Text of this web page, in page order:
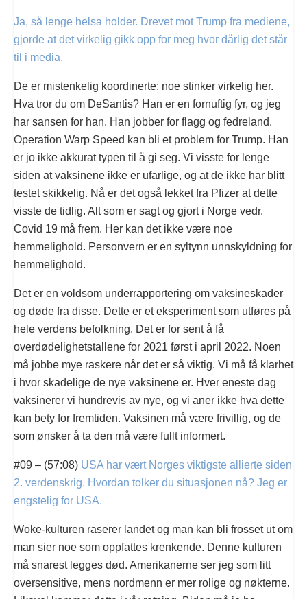
Ja, så lenge helsa holder. Drevet mot Trump fra mediene,
gjorde at det virkelig gikk opp for meg hvor dårlig det står
til i media.
De er mistenkelig koordinerte; noe stinker virkelig her.
Hva tror du om DeSantis? Han er en fornuftig fyr, og jeg
har sansen for han. Han jobber for flagg og fedreland.
Operation Warp Speed kan bli et problem for Trump. Han
er jo ikke akkurat typen til å gi seg. Vi visste for lenge
siden at vaksinene ikke er ufarlige, og at de ikke har blitt
testet skikkelig. Nå er det også lekket fra Pfizer at dette
visste de tidlig. Alt som er sagt og gjort i Norge vedr.
Covid 19 må frem. Her kan det ikke være noe
hemmelighold. Personvern er en syltynn unnskyldning for
hemmelighold.
Det er en voldsom underrapportering om vaksineskader
og døde fra disse. Dette er et eksperiment som utføres på
hele verdens befolkning. Det er for sent å få
overdødelighetstallene for 2021 først i april 2022. Noen
må jobbe mye raskere når det er så viktig. Vi må få klarhet
i hvor skadelige de nye vaksinene er. Hver eneste dag
vaksinerer vi hundrevis av nye, og vi aner ikke hva dette
kan bety for fremtiden. Vaksinen må være frivillig, og de
som ønsker å ta den må være fullt informert.
#09 – (57:08) USA har vært Norges viktigste allierte siden
2. verdenskrig. Hvordan tolker du situasjonen nå? Jeg er
engstelig for USA.
Woke-kulturen raserer landet og man kan bli frosset ut om
man sier noe som oppfattes krenkende. Denne kulturen
må snarest legges død. Amerikanerne ser jeg som litt
oversensitive, mens nordmenn er mer rolige og nøkterne.